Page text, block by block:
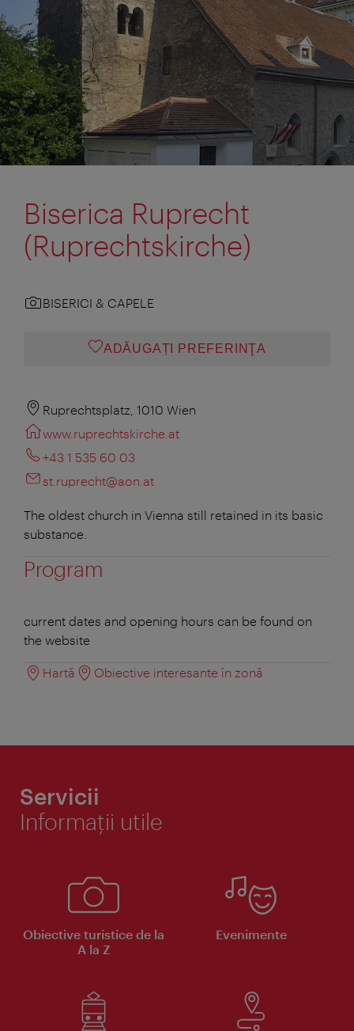
Biserica Ruprecht
(Ruprechtskirche)
BISERICI & CAPELE
ADĂUGAȚI PREFERINŢA
Ruprechtsplatz, 1010 Wien
www.ruprechtskirche.at
+43 1 535 60 03
st.ruprecht@aon.at
The oldest church in Vienna still retained in its basic
substance.
Program
current dates and opening hours can be found on
the website
Hartă Obiective interesante în zonă
Servicii
Informaţii utile
Obiective turistice de la
A la Z
Evenimente